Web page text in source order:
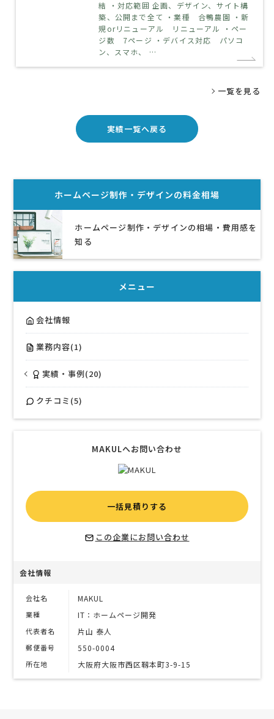
結 ・対応範囲 企画、デザイン、サイト構
築、公開まで全て ・業種 合鴨農園 ・新
規orリニューアル リニューアル ・ペー
ジ数 7ページ ・デバイス対応 パソコ
ン、スマホ、 …
一覧を見る
実績一覧へ戻る
ホームページ制作・デザインの料金相場
ホームページ制作・デザインの相場・費用感を
知る
メニュー
会社情報
業務内容(1)
実績・事例(20)
クチコミ(5)
MAKULへお問い合わせ
一括見積りする
この企業にお問い合わせ
会社情報
会社名 MAKUL
業種 IT：ホームページ開発
代表者名 片山 泰人
郵便番号 550-0004
所在地 大阪府大阪市西区靱本町3-9-15